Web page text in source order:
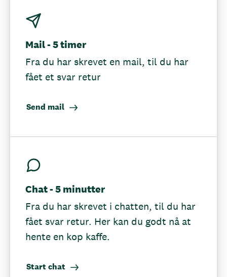
Mail - 5 timer
Fra du har skrevet en mail, til du har
fået et svar retur
Send mail
Chat - 5 minutter
Fra du har skrevet i chatten, til du har
fået svar retur. Her kan du godt nå at
hente en kop kaffe.
Start chat